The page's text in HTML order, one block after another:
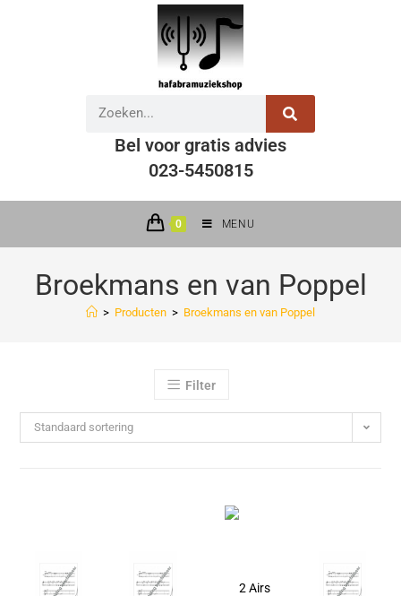
Bel voor gratis advies
023-5450815
0 MENU
Broekmans en van Poppel
> Producten > Broekmans en van Poppel
Filter
Standaard sortering